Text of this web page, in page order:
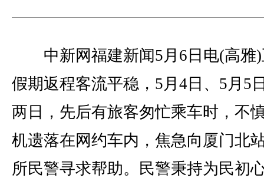
中新网福建新闻5月6日电(高雅)
假期返程客流平稳，5月4日、5月5
两日，先后有旅客匆忙乘车时，不
机遗落在网约车内，焦急向厦门北
所民警寻求帮助。民警秉持为民初